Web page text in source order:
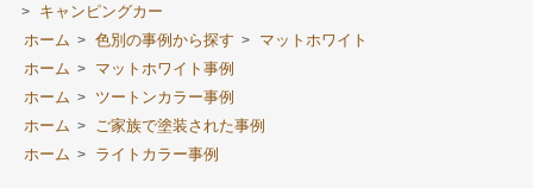
>
キャンピングカー
ホーム > 色別の事例から探す >
マットホワイト
ホーム >
マットホワイト事例
ホーム >
ツートンカラー事例
ホーム >
ご家族で塗装された事例
ホーム > ライトカラー事例